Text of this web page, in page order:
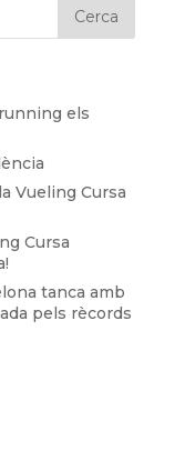
els
Vueling Cursa
Cursa
tanca amb
pels rècords